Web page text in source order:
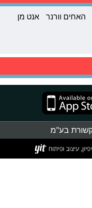
האחים וורנר
אנט מן